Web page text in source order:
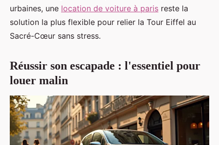
urbaines, une location de voiture à paris reste la
solution la plus flexible pour relier la Tour Eiffel au
Sacré-Cœur sans stress.
Réussir son escapade : l'essentiel pour
louer malin